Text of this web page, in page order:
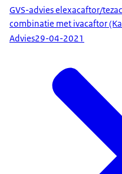
GVS-advies elexacaftor/
combinatie met ivacaftor
Advies29-04-2021